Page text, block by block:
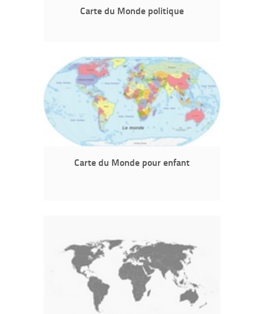
Carte du Monde politique
Carte du Monde pour enfant